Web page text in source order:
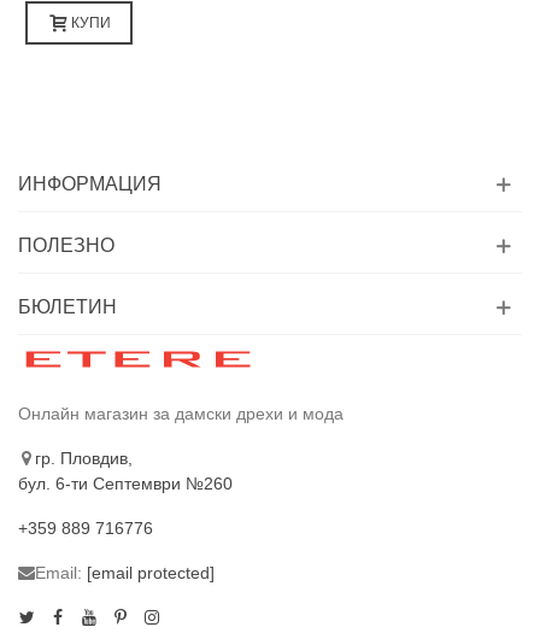
КУПИ
ИНФОРМАЦИЯ
ПОЛЕЗНО
БЮЛЕТИН
Онлайн магазин за дамски дрехи и мода
гр. Пловдив,
бул. 6-ти Септември №260
+359 889 716776
Email: [email protected]